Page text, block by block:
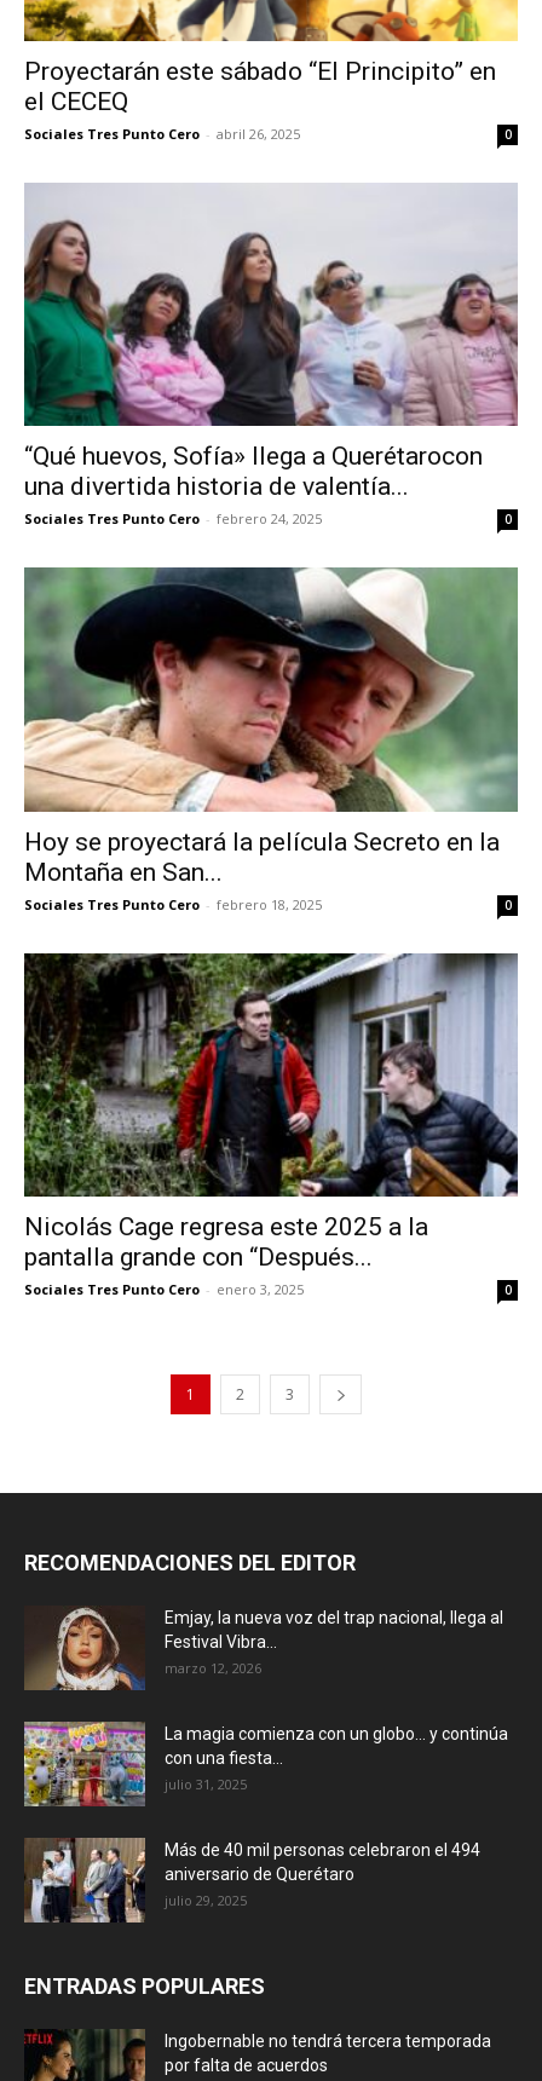
Proyectarán este sábado “El Principito” en
el CECEQ
Sociales Tres Punto Cero - abril 26, 2025 0
“Qué huevos, Sofía» llega a Querétarocon
una divertida historia de valentía...
Sociales Tres Punto Cero - febrero 24, 2025 0
Hoy se proyectará la película Secreto en la
Montaña en San...
Sociales Tres Punto Cero - febrero 18, 2025 0
Nicolás Cage regresa este 2025 a la
pantalla grande con “Después...
Sociales Tres Punto Cero - enero 3, 2025 0
1 2 3
RECOMENDACIONES DEL EDITOR
Emjay, la nueva voz del trap nacional, llega al
Festival Vibra...
marzo 12, 2026
La magia comienza con un globo… y continúa
con una fiesta...
julio 31, 2025
Más de 40 mil personas celebraron el 494
aniversario de Querétaro
julio 29, 2025
ENTRADAS POPULARES
Ingobernable no tendrá tercera temporada
por falta de acuerdos